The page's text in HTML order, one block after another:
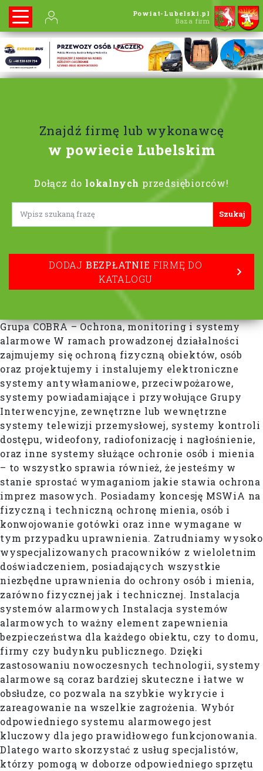
Powiat-Lubelski.pl
Baza firm
Znajdź firmę lub wykonawcę
w powiecie Lubelskim
Dołącz do lokalnych przedsiębiorców!
Lorem ipsum
DODAJ BEZPŁATNIE FIRMĘ DO
KATALOGU
Grupa COBRA – Ochrona, monitoring i systemy
alarmowe W ramach prowadzonej działalności
zajmujemy się ochroną fizyczną obiektów, osób
oraz projektujemy i instalujemy elektroniczne
systemy antywłamaniowe, przeciwpożarowe,
systemy powiadamiające i przywołujące Grupy
Interwencyjne, zewnętrzne lub wewnętrzne
systemy telewizji przemysłowej, systemy kontroli
dostępu, wideofony, radiofonizację i nagłośnienie,
oraz inne systemy służące ochronie osób i mienia
– to wszystko sprawia również, że jesteśmy w
stanie sprostać wymaganiom jakie stawia ochrona
imprez masowych. Posiadamy koncesję MSWiA na
fizyczną i techniczną ochronę mienia, osób i
konwojowanie gotówki oraz inne wymagane w
tym przypadku uprawnienia. Zatrudniamy wysoko
wyspecjalizowanych pracowników z wieloletnim
doświadczeniem, posiadających wszystkie
niezbędne uprawnienia do ochrony osób i mienia,
zarówno fizycznej jak i technicznej. Instalacja
systemów alarmowych Instalacja systemów
alarmowych to ważny element zapewnienia
bezpieczeństwa dla każdego obiektu, czy to domu,
firmy czy budynku publicznego. Dzięki
zastosowaniu nowoczesnych technologii, systemy
alarmowe są coraz bardziej skuteczne i łatwe w
obsłudze, co pozwala na szybkie wykrycie i
zareagowanie na wszelkie zagrożenia. Wybór
odpowiedniego systemu alarmowego jest
kluczowy dla jego prawidłowego funkcjonowania.
Dlatego warto skorzystać z usług specjalistów,
którzy pomogą w doborze odpowiedniego sprzętu